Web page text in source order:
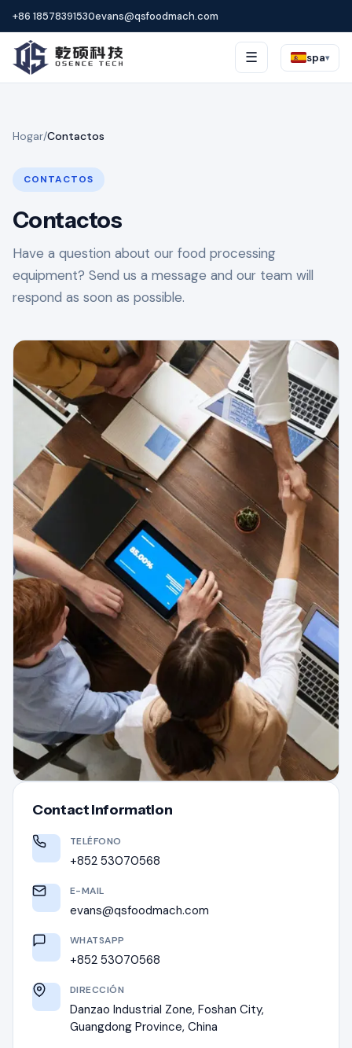
+86 18578391530evans@qsfoodmach.com
☰ spa▾
Hogar/Contactos
CONTACTOS
Contactos
Have a question about our food processing
equipment? Send us a message and our team will
respond as soon as possible.
Contact Information
TELÉFONO
+852 53070568
E-MAIL
evans@qsfoodmach.com
WHATSAPP
+852 53070568
DIRECCIÓN
Danzao Industrial Zone, Foshan City,
Guangdong Province, China